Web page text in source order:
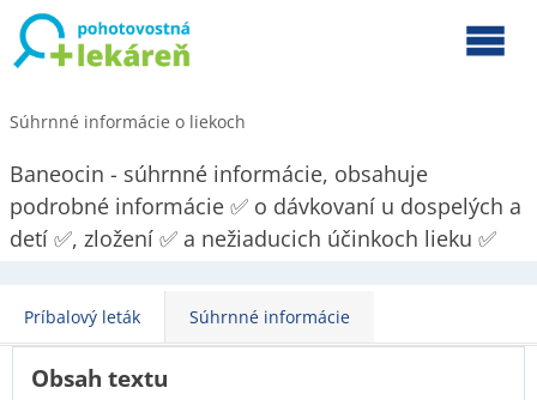
Súhrnné informácie o liekoch
Baneocin - súhrnné informácie, obsahuje
podrobné informácie ✅ o dávkovaní u dospelých a
detí ✅, zložení ✅ a nežiaducich účinkoch lieku ✅
Príbalový leták Súhrnné informácie
Obsah textu